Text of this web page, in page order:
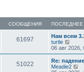
СООБЩЕНИЯ
61697
Нам всем
turtle
е
р
е
й
06 авг 2026,
51022
Re:
Meadie2